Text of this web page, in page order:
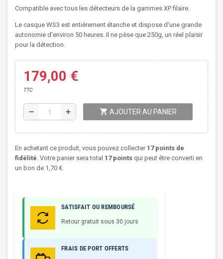
Compatible avec tous les détecteurs de la gammes XP filaire.
Le casque WS3 est entiérement étanche et dispose d'une grande
autonomie d'environ 50 heures. Il ne pèse que 250g, un réel plaisir
pour la détection.
179,00 €
TTC
remove add shopping_cart AJOUTER AU PANIER
En achetant ce produit, vous pouvez collecter 17points de
fidélité. Votre panier sera total 17points qui peut être converti en
un bon de 1,70 €.
SATISFAIT OU REMBOURSÉ
Retour gratuit sous 30 jours
FRAIS DE PORT OFFERTS